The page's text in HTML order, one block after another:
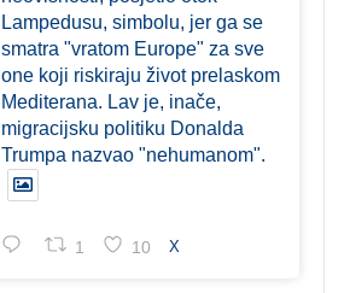
Lampedusu, simbolu, jer ga se
smatra "vratom Europe" za sve
one koji riskiraju život prelaskom
Mediterana. Lav je, inače,
migracijsku politiku Donalda
Trumpa nazvao "nehumanom".
1 10 X